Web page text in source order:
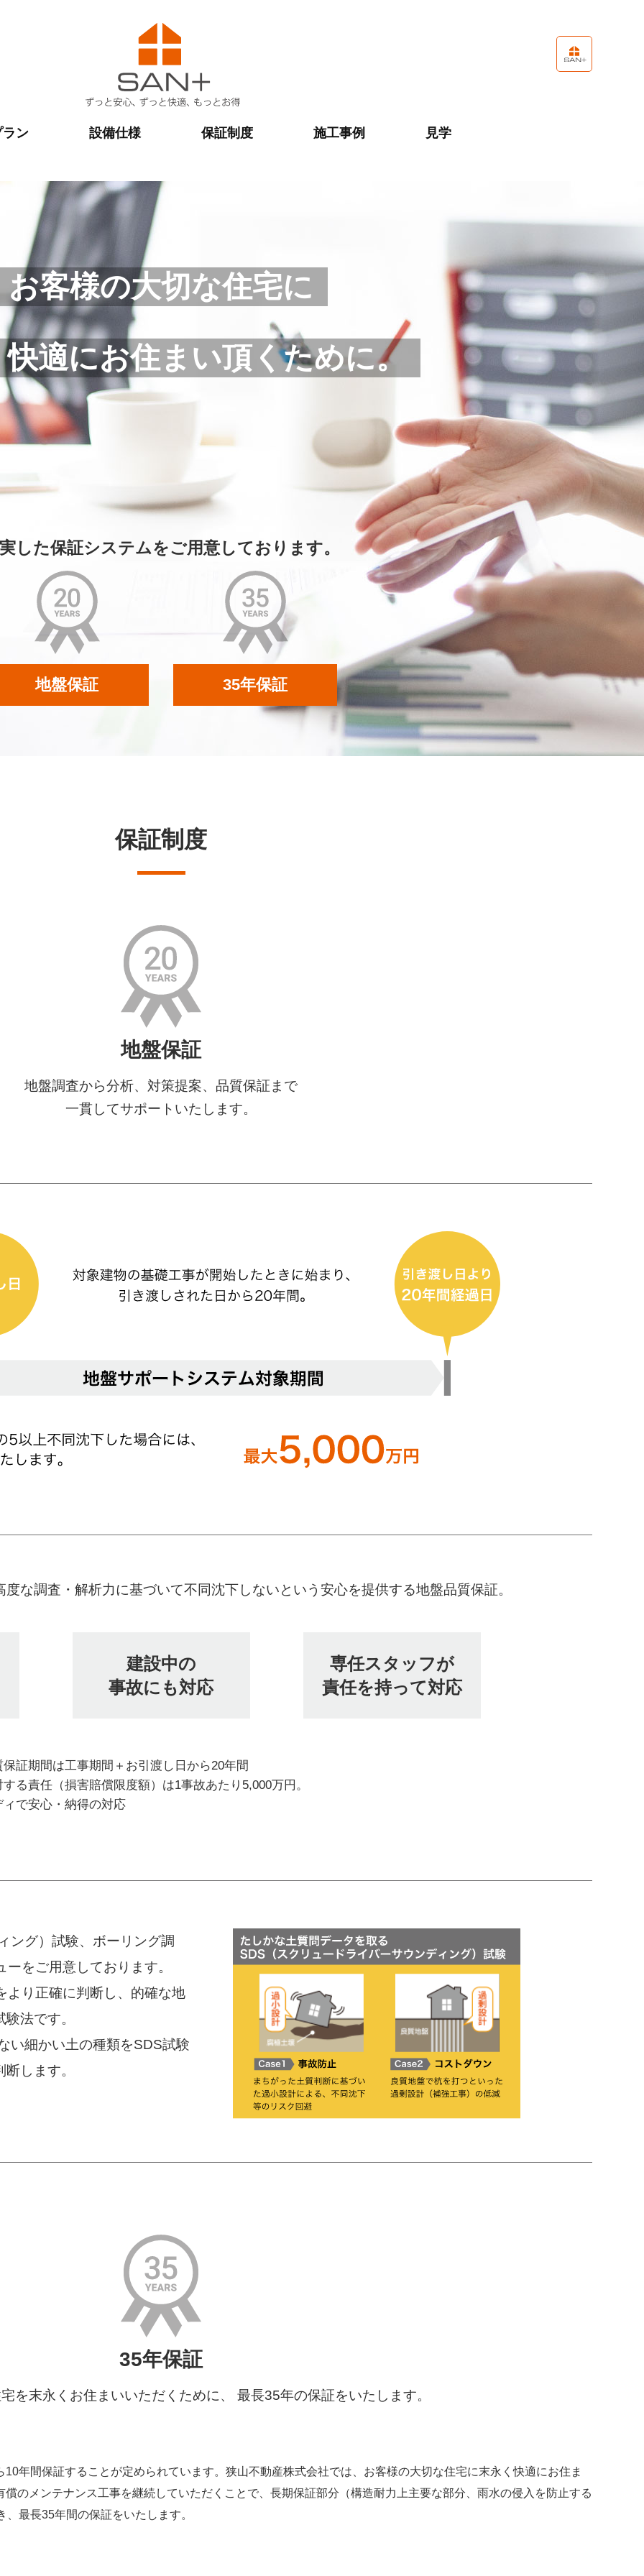
ラン 設備仕様 保証制度 施工事例 見学
お客様の大切な住宅に
適にお住まい頂くために。
した保証システムをご用意しております。
地盤保証 35年保証
保証制度
地盤保証
地盤調査から分析、対策提案、品質保証まで
一貫してサポートいたします。
な調査・解析力に基づいて不同沈下しないという安心を提供する地盤品質保証。
建設中の
事故にも対応
専任スタッフが
責任を持って対応
証期間は工事期間＋お引渡し日から20年間
る責任（損害賠償限度額）は1事故あたり5,000万円。
で安心・納得の対応
ング）試験、ボーリング調
をご用意しております。
より正確に判断し、的確な地
法です。
い細かい土の種類をSDS試験
します。
35年保証
を末永くお住まいいただくために、 最長35年の保証をいたします。
年間保証することが定められています。狭山不動産株式会社では、お客様の大切な住宅に末永く快適にお住ま
のメンテナンス工事を継続していただくことで、長期保証部分（構造耐力上主要な部分、雨水の侵入を防止する
最長35年間の保証をいたします。